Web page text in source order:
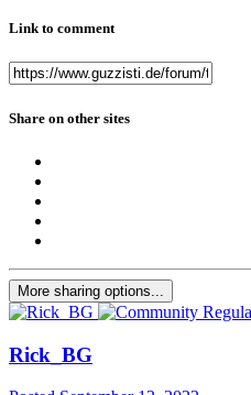
Link to comment
Share on other sites
More sharing options...
Rick_BG